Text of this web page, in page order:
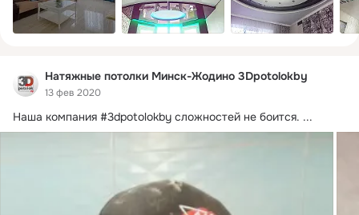
Натяжные потолки Минск-Жодино 3Dpotolokby
13 фев 2020
Наша компания #3dpotolokby сложностей не боится. ...